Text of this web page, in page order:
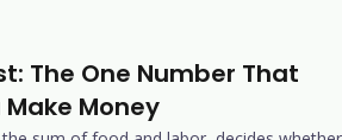
The One Number That
Money